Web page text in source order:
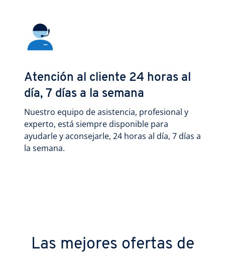
Atención al cliente 24 horas al
día, 7 días a la semana
Nuestro equipo de asistencia, profesional y
experto, está siempre disponible para
ayudarle y aconsejarle, 24 horas al día, 7 días a
la semana.
Las mejores ofertas de